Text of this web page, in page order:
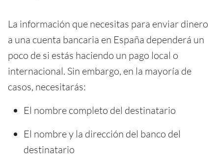
La información que necesitas para enviar dinero
a una cuenta bancaria en España dependerá un
poco de si estás haciendo un pago local o
internacional. Sin embargo, en la mayoría de
casos, necesitarás:
El nombre completo del destinatario
El nombre y la dirección del banco del
destinatario